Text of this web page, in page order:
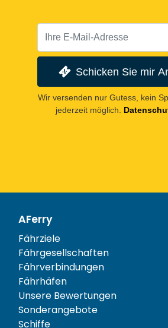
Schicken Sie mir
Wir versenden nur Gutess, kein
jederzeit möglich.
AFerry
Fährziele
Fährgesellschaften
Fährverbindungen
Fährhäfen
Unsere Bewertungen
Sonderangebote
Schiffe